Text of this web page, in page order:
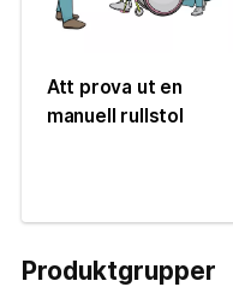
Att prova ut en
manuell rullstol
Produktgrupper